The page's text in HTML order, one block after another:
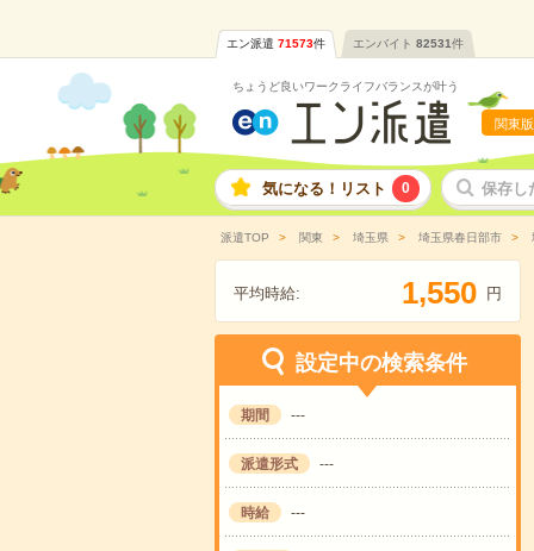
エン派遣 71573件 エンバイト 82531件
ちょうど良いワークライフバランスが叶う
関東版
気になる！リスト 0 保存し
派遣TOP 関東 埼玉県 埼玉県春日部市
平均時給: 1,550 円
設定中の検索条件
期間 ---
派遣形式 ---
時給 ---